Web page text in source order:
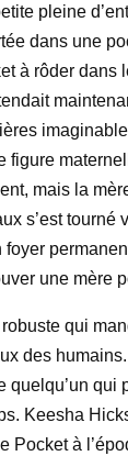
pleine
dans une
à rôder dans
figure
mais la
s’est tourné
foyer
une mère
robuste qui
des
quelqu’un qui
Keesha
Pocket à